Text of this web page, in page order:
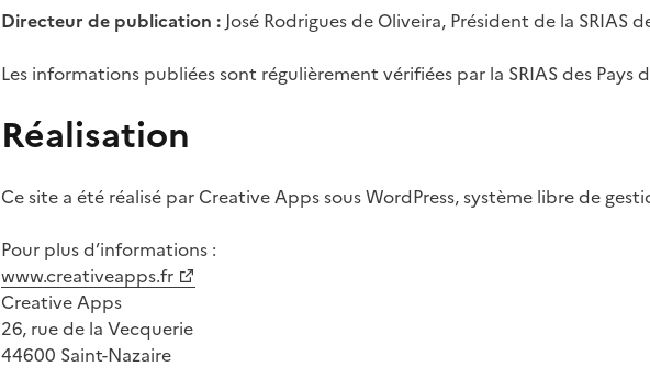
Directeur de publication : José Rodrigues de Oliveira, Président de la SRIAS
Les informations publiées sont régulièrement vérifiées par la SRIAS des Pays
Réalisation
Ce site a été réalisé par Creative Apps sous WordPress, système libre de
Pour plus d’informations :
www.creativeapps.fr
Creative Apps
26, rue de la Vecquerie
44600 Saint-Nazaire